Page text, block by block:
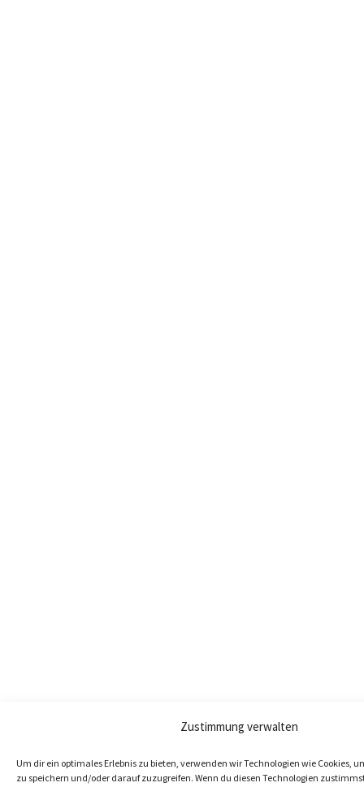
Zustimmung verwalten
Um dir ein optimales Erlebnis zu bieten, verwenden wir Technologien wie Cookies,
zu speichern und/oder darauf zuzugreifen. Wenn du diesen Technologien